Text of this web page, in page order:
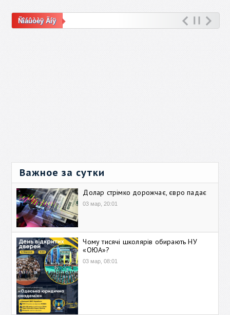
Ñîáûòèÿ Äíÿ
Важное за сутки
Долар стрімко дорожчає, євро падає
03 мар, 20:01
Чому тисячі школярів обирають НУ
«ОЮА»?
03 мар, 08:01